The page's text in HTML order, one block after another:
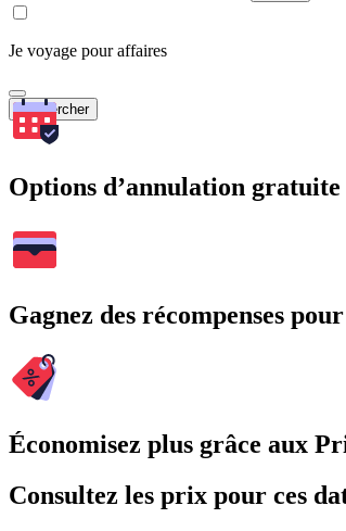
Je voyage pour affaires
Rechercher
Options d’annulation gratuite
Gagnez des récompenses
Économisez plus grâce aux
Consultez les prix pour ces